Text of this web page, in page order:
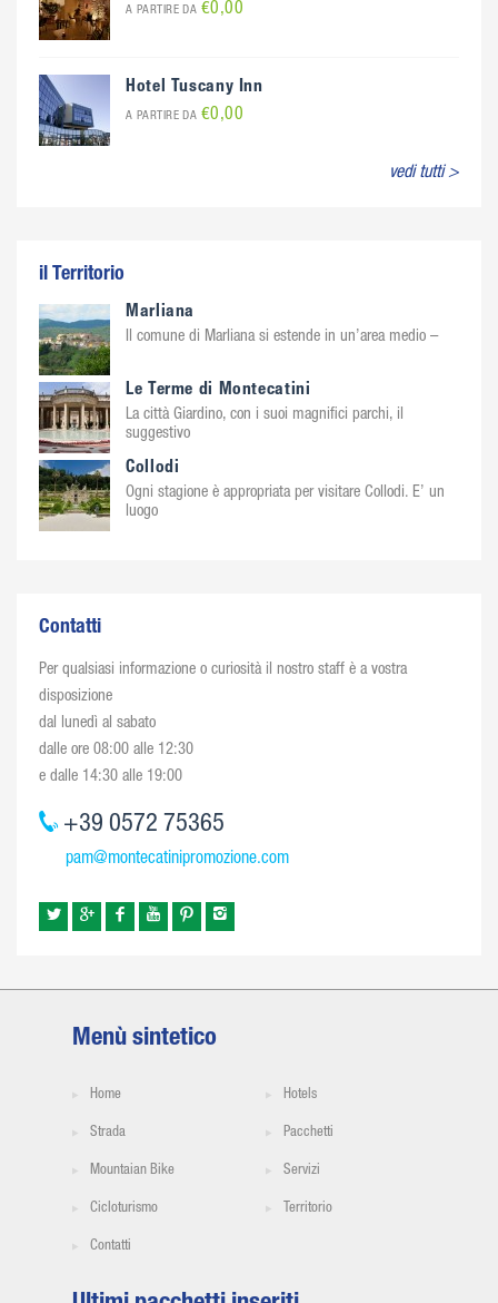
A PARTIRE DA €0,00
Hotel Tuscany Inn
A PARTIRE DA €0,00
vedi tutti >
il Territorio
Marliana
Il comune di Marliana si estende in un’area medio –
Le Terme di Montecatini
La città Giardino, con i suoi magnifici parchi, il
suggestivo
Collodi
Ogni stagione è appropriata per visitare Collodi. E’ un
luogo
Contatti
Per qualsiasi informazione o curiosità il nostro staff è a vostra
disposizione
dal lunedì al sabato
dalle ore 08:00 alle 12:30
e dalle 14:30 alle 19:00
+39 0572 75365
pam@montecatinipromozione.com
Menù sintetico
Home Hotels
Strada Pacchetti
Mountaian Bike Servizi
Cicloturismo Territorio
Contatti